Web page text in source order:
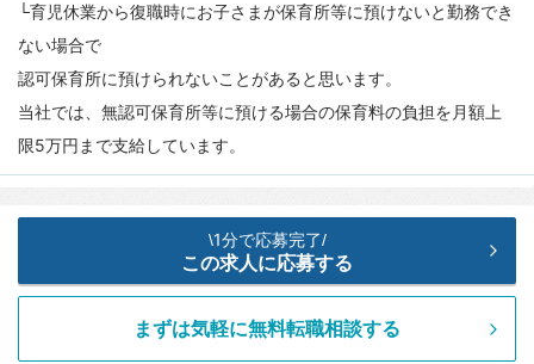
└育児休業から復職時にお子さまが保育所等に預けないと勤務でき
ない場合で
認可保育所に預けられないことがあると思います。
当社では、無認可保育所等に預ける場合の保育料の負担を月額上
限5万円まで支給しています。
まずは気軽に無料転職相談する
\1分で応募完了/
この求人に応募する